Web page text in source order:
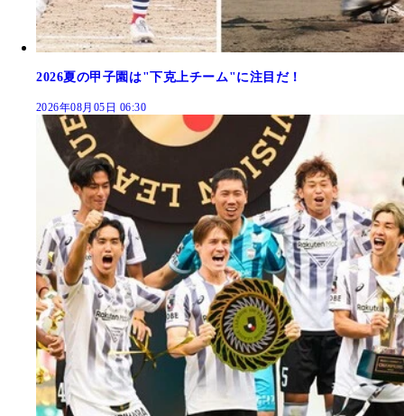
2026夏の甲子園は"下克上チーム"に注目だ！
2026年08月05日 06:30